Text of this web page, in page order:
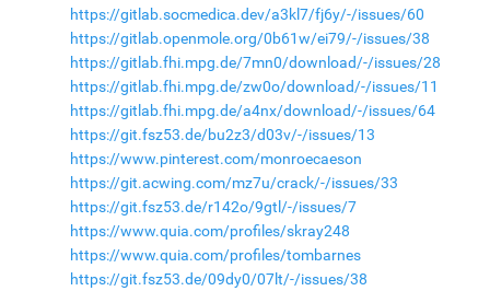
https://gitlab.socmedica.dev/a3kl7/fj6y/-/issues/60
https://gitlab.openmole.org/0b61w/ei79/-/issues/38
https://gitlab.fhi.mpg.de/7mn0/download/-/issues/28
https://gitlab.fhi.mpg.de/zw0o/download/-/issues/11
https://gitlab.fhi.mpg.de/a4nx/download/-/issues/64
https://git.fsz53.de/bu2z3/d03v/-/issues/13
https://www.pinterest.com/monroecaeson
https://git.acwing.com/mz7u/crack/-/issues/33
https://git.fsz53.de/r142o/9gtl/-/issues/7
https://www.quia.com/profiles/skray248
https://www.quia.com/profiles/tombarnes
https://git.fsz53.de/09dy0/07lt/-/issues/38